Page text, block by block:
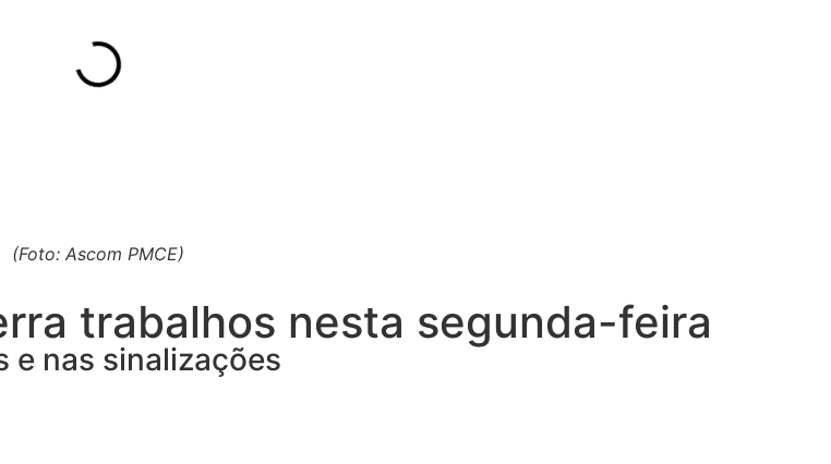
(Foto: Ascom PMCE)
trabalhos nesta segunda-feira
e nas sinalizações